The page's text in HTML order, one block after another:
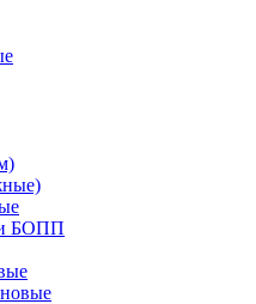
БОПП